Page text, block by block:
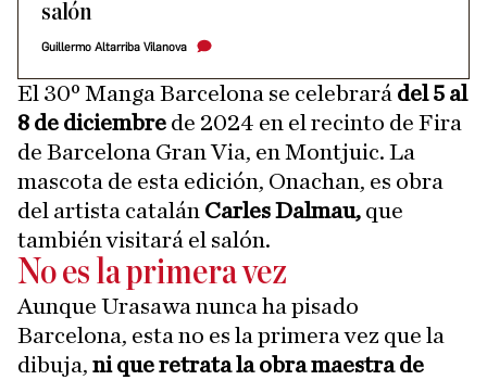
salón
Guillermo Altarriba Vilanova
El 30º Manga Barcelona se celebrará del 5 al
8 de diciembre de 2024 en el recinto de Fira
de Barcelona Gran Via, en Montjuic. La
mascota de esta edición, Onachan, es obra
del artista catalán Carles Dalmau, que
también visitará el salón.
No es la primera vez
Aunque Urasawa nunca ha pisado
Barcelona, esta no es la primera vez que la
dibuja, ni que retrata la obra maestra de